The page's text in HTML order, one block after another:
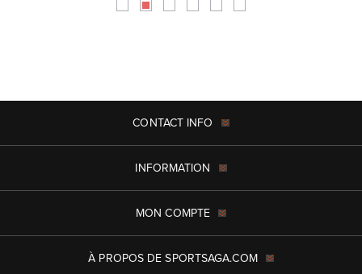
CONTACT INFO
INFORMATION
MON COMPTE
À PROPOS DE SPORTSAGA.COM